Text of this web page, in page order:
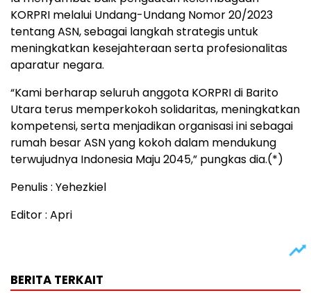
KORPRI melalui Undang-Undang Nomor 20/2023
tentang ASN, sebagai langkah strategis untuk
meningkatkan kesejahteraan serta profesionalitas
aparatur negara.
“Kami berharap seluruh anggota KORPRI di Barito
Utara terus memperkokoh solidaritas, meningkatkan
kompetensi, serta menjadikan organisasi ini sebagai
rumah besar ASN yang kokoh dalam mendukung
terwujudnya Indonesia Maju 2045,” pungkas dia.(*)
Penulis : Yehezkiel
Editor : Apri
BERITA TERKAIT